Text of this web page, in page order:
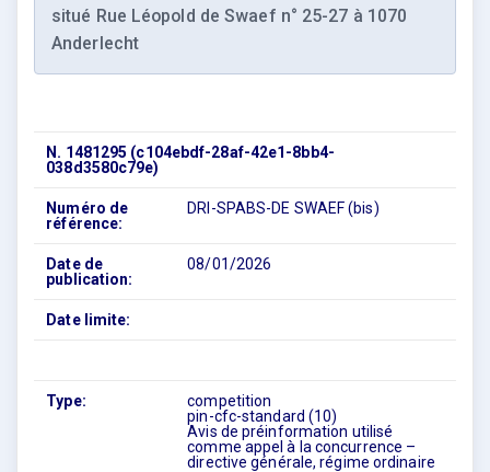
situé Rue Léopold de Swaef n° 25-27 à 1070
Anderlecht
N. 1481295 (c104ebdf-28af-42e1-8bb4-
038d3580c79e)
Numéro de
référence:
DRI-SPABS-DE SWAEF (bis)
Date de
publication:
08/01/2026
Date limite:
Type:
competition
pin-cfc-standard (10)
Avis de préinformation utilisé
comme appel à la concurrence –
directive générale, régime ordinaire